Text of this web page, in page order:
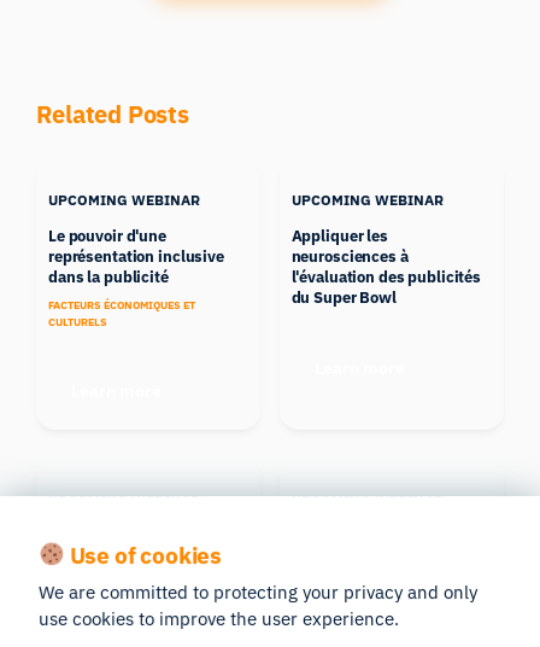
Related Posts
UPCOMING WEBINAR
Le pouvoir d'une
représentation inclusive
dans la publicité
FACTEURS ÉCONOMIQUES ET
CULTURELS
UPCOMING WEBINAR
Appliquer les
neurosciences à
l'évaluation des publicités
du Super Bowl
UPCOMING WEBINAR
résultats de votre
narrative
UPCOMING WEBINAR
Learn more
Use of cookies
We are committed to protecting your privacy and only
use cookies to improve the user experience.